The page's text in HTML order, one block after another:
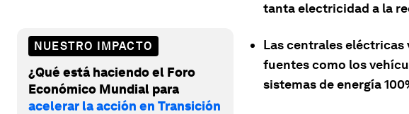
NUESTRO IMPACTO
¿Qué está haciendo el Foro
Económico Mundial para
acelerar la acción en Transición
tanta electricidad a la
Las centrales
fuentes como los
sistemas de energía